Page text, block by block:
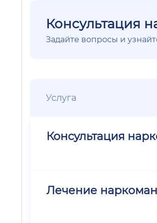
Консультация
Задайте вопросы и
Услуга
Консультация
Лечение